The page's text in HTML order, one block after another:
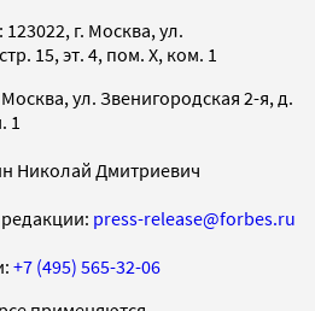
г. Москва, ул.
15, эт. 4, пом. X, ком. 1
ул. Звенигородская 2-я, д.
1
Николай Дмитриевич
press-release@forbes.ru
+7 (495) 565-32-06